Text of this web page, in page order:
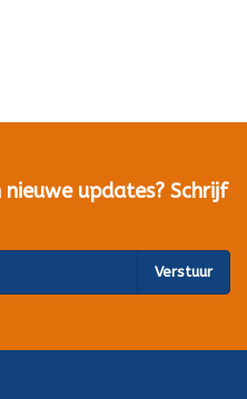
updates? Schrijf
Verstuur